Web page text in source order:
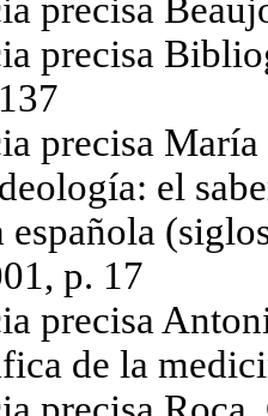
precisa
precisa
precisa
el
española
p. 17
precisa
de la